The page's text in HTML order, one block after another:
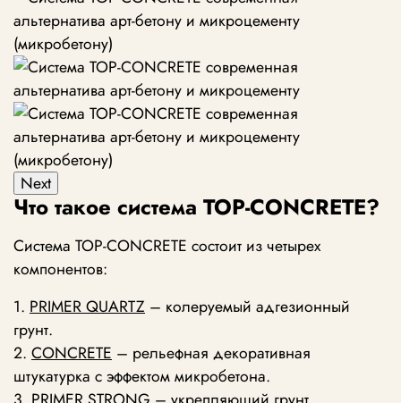
Next
Что такое система TOP-CONCRETE?
Система TOP-CONCRETE состоит из четырех
компонентов:
1. PRIMER QUARTZ – колеруемый адгезионный
грунт.
2. CONCRETE – рельефная декоративная
штукатурка с эффектом микробетона.